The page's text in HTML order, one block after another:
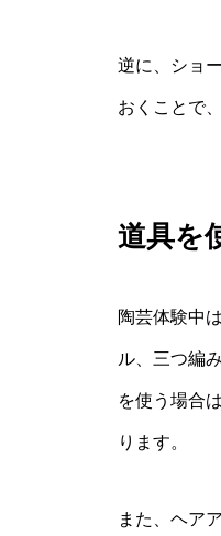
逆に、ショ
おくことで
道具を
陶芸体験中
ル、三つ編
を使う場合
ります。
また、ヘア